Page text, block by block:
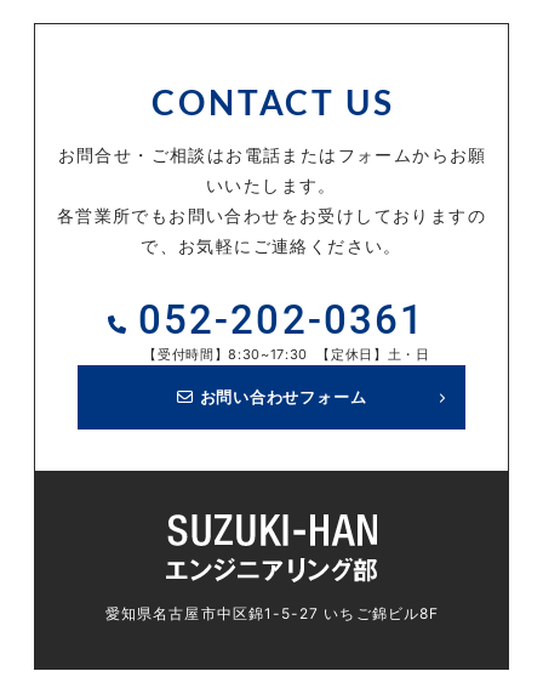
CONTACT US
お問合せ・ご相談はお電話またはフォームからお願
いいたします。
各営業所でもお問い合わせをお受けしておりますの
で、お気軽にご連絡ください。
052-202-0361
【受付時間】8:30~17:30 【定休日】土・日
お問い合わせフォーム
愛知県名古屋市中区錦1-5-27 いちご錦ビル8F